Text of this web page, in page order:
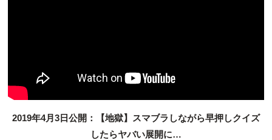
2019年4月3日公開：【地獄】スマブラしながら早押しクイズ
したらヤバい展開に…